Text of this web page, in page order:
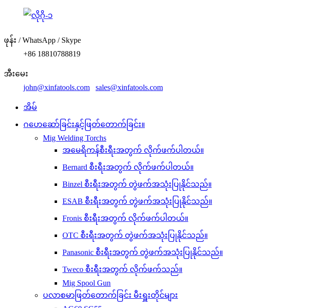
ဖုန်း / WhatsApp / Skype
+86 18810788819
အီးမေး
john@xinfatools.com
sales@xinfatools.com
အိမ်
ဂဟေဆော်ခြင်းနှင့်ဖြတ်တောက်ခြင်း။
Mig Welding Torchs
အမေရိကန်စီးရီးအတွက် လိုက်ဖက်ပါတယ်။
Bernard စီးရီးအတွက် လိုက်ဖက်ပါတယ်။
Binzel စီးရီးအတွက် တွဲဖက်အသုံးပြုနိုင်သည်။
ESAB စီးရီးအတွက် တွဲဖက်အသုံးပြုနိုင်သည်။
Fronis စီးရီးအတွက် လိုက်ဖက်ပါတယ်။
OTC စီးရီးအတွက် တွဲဖက်အသုံးပြုနိုင်သည်။
Panasonic စီးရီးအတွက် တွဲဖက်အသုံးပြုနိုင်သည်။
Tweco စီးရီးအတွက် လိုက်ဖက်သည်။
Mig Spool Gun
ပလာစမာဖြတ်တောက်ခြင်း မီးရှူးတိုင်များ